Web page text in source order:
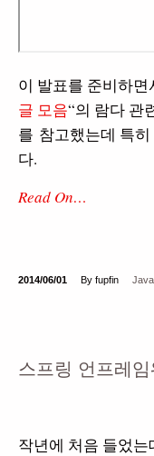
이 발표를 준비하면
글 모음“의 람다 관
를 참고했는데 특
다.
Read On…
2014/06/01 By fupfin Java
스프링 언프레
작년에 처음 들었